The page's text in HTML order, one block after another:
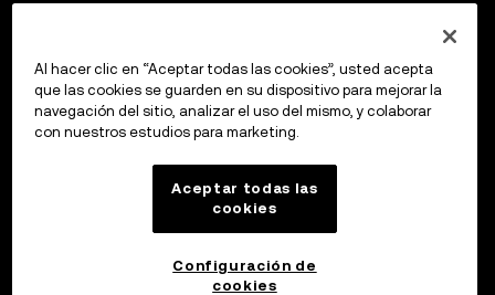
Al hacer clic en “Aceptar todas las cookies”, usted acepta
que las cookies se guarden en su dispositivo para mejorar la
navegación del sitio, analizar el uso del mismo, y colaborar
con nuestros estudios para marketing.
Aceptar todas las
cookies
Configuración de
cookies